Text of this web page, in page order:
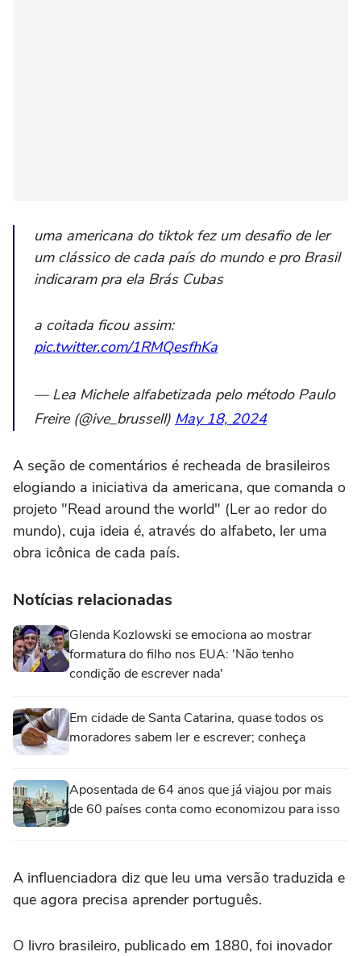
uma americana do tiktok fez um desafio de ler
um clássico de cada país do mundo e pro Brasil
indicaram pra ela Brás Cubas
a coitada ficou assim:
pic.twitter.com/1RMQesfhKa
— Lea Michele alfabetizada pelo método Paulo
Freire (@ive_brussell) May 18, 2024
A seção de comentários é recheada de brasileiros
elogiando a iniciativa da americana, que comanda o
projeto "Read around the world" (Ler ao redor do
mundo), cuja ideia é, através do alfabeto, ler uma
obra icônica de cada país.
Notícias relacionadas
Glenda Kozlowski se emociona ao mostrar
formatura do filho nos EUA: 'Não tenho
condição de escrever nada'
Em cidade de Santa Catarina, quase todos os
moradores sabem ler e escrever; conheça
Aposentada de 64 anos que já viajou por mais
de 60 países conta como economizou para isso
A influenciadora diz que leu uma versão traduzida e
que agora precisa aprender português.
O livro brasileiro, publicado em 1880, foi inovador